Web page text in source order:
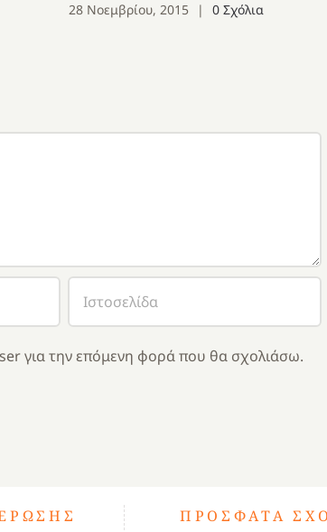
28 Νοεμβρίου, 2015 | 0 Σχόλια
για την επόμενη φορά που θα σχολιάσω.
ΠΡΌΣΦΑΤΑ